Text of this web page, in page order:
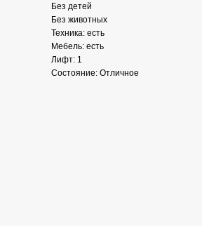
Без детей
Без животных
Техника: есть
Мебель: есть
Лифт: 1
Состояние: Отличное